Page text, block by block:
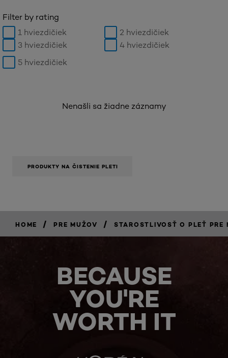
Filter by rating
1 hviezdičiek
2 hviezdičiek
3 hviezdičiek
4 hviezdičiek
5 hviezdičiek
Nenašli sa žiadne záznamy
PRODUKTY NA ČISTENIE PLETI
HOME / PRE MUŽOV / STAROSTLIVOSŤ O PLEŤ PRE
BECAUSE
YOU'RE
WORTH IT